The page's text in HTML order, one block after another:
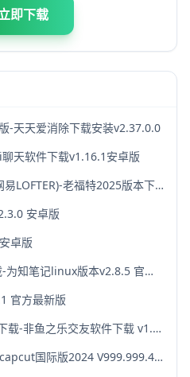
即下载
-天天爱消除下载安装v2.37.0.0
天软件下载v1.16.1安卓版
老福特2025最新破解版(网易LOFTER)-老福特2025版本下载v8.1.22
安卓版
卓版
为知笔记linux绿色版下载-为知笔记linux版本v2.8.5 官方破解版
官方最新版
非鱼之乐app官方破解版下载-非鱼之乐交友软件下载 v1.3.9安卓版
capcut2024最新破解版|capcut国际版2024 V999.999.45 安卓版下载